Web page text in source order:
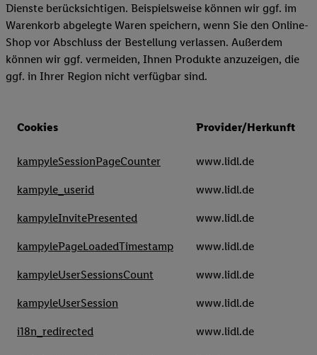
Dienste berücksichtigen. Beispielsweise können wir ggf. im
Warenkorb abgelegte Waren speichern, wenn Sie den Online-
Shop vor Abschluss der Bestellung verlassen. Außerdem
können wir ggf. vermeiden, Ihnen Produkte anzuzeigen, die
ggf. in Ihrer Region nicht verfügbar sind.
Cookies Provider/Herkunft
kampyleSessionPageCounter www.lidl.de
kampyle_userid www.lidl.de
kampyleInvitePresented www.lidl.de
kampylePageLoadedTimestamp www.lidl.de
kampyleUserSessionsCount www.lidl.de
kampyleUserSession www.lidl.de
i18n_redirected www.lidl.de